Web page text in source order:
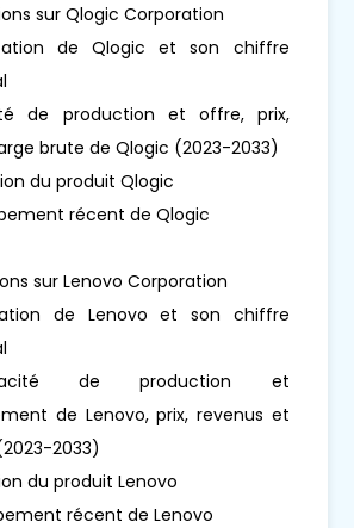
sur Qlogic Corporation
de Qlogic et son chiffre
de production et offre, prix,
brute de Qlogic (2023-2033)
du produit Qlogic
récent de Qlogic
sur Lenovo Corporation
de Lenovo et son chiffre
de production et
de Lenovo, prix, revenus et
2033)
du produit Lenovo
récent de Lenovo